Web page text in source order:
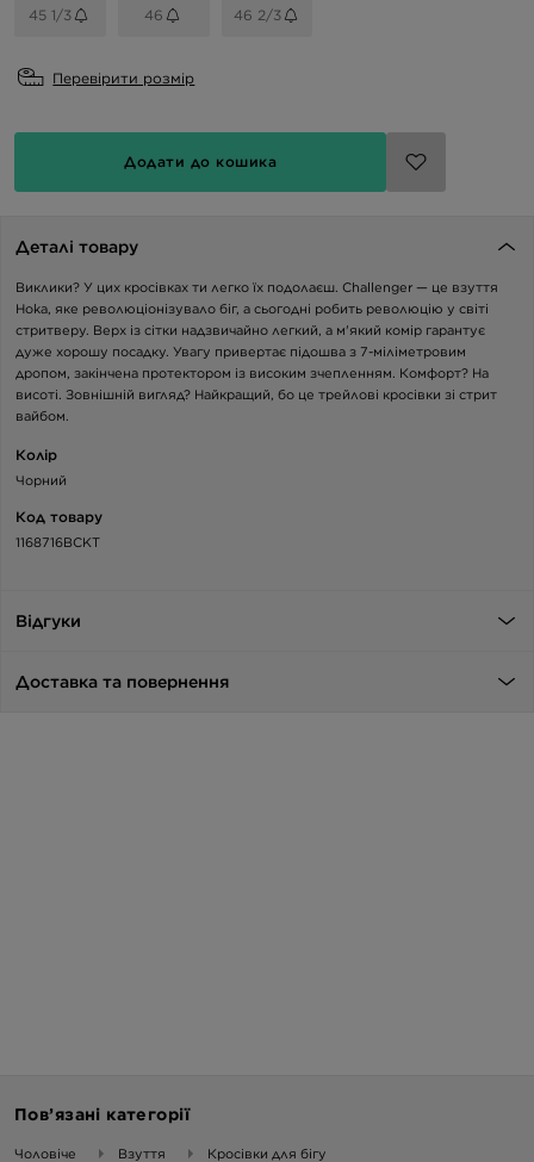
45 1/3 46 46 2/3
Перевірити розмір
Додати до кошика
Деталі товару
Виклики? У цих кросівках ти легко їх подолаєш. Challenger — це взуття
Hoka, яке революціонізувало біг, а сьогодні робить революцію у світі
стритверу. Верх із сітки надзвичайно легкий, а м'який комір гарантує
дуже хорошу посадку. Увагу привертає підошва з 7-міліметровим
дропом, закінчена протектором із високим зчепленням. Комфорт? На
висоті. Зовнішній вигляд? Найкращий, бо це трейлові кросівки зі стрит
вайбом.
Колір
Чорний
Код товару
1168716BCKT
Відгуки
Доставка та повернення
Пов’язані категорії
Чоловіче Взуття Кросівки для бігу